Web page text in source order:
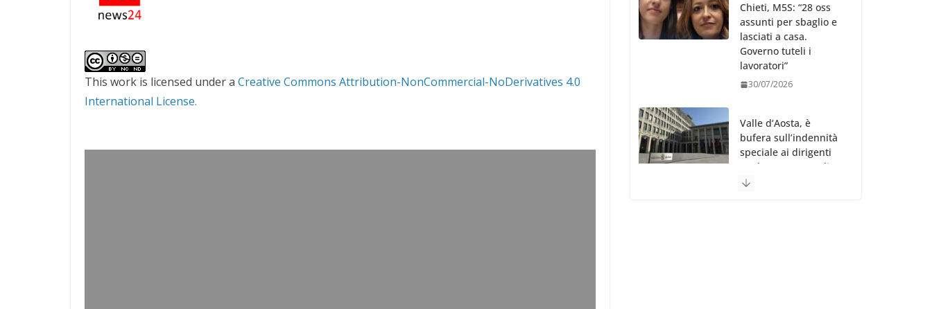
This work is licensed under a Creative Commons Attribution-NonCommercial-NoDerivatives 4.0
International License.
Chieti, M5S: “28 oss
assunti per sbaglio e
lasciati a casa.
Governo tuteli i
lavoratori”
30/07/2026
Valle d’Aosta, è
bufera sull’indennità
speciale ai dirigenti
Ausl. Le proteste di
minoranza e